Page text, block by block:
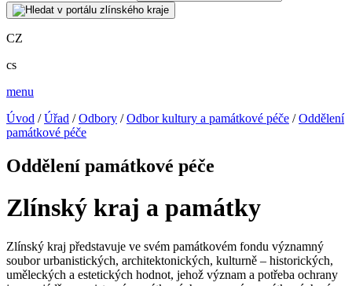
CZ
cs
menu
Úvod /Úřad /Odbory /Odbor kultury a památkové péče /Oddělení
památkové péče
Oddělení památkové péče
Zlínský kraj a památky
Zlínský kraj představuje ve svém památkovém fondu významný
soubor urbanistických, architektonických, kulturně – historických,
uměleckých a estetických hodnot, jehož význam a potřeba ochrany